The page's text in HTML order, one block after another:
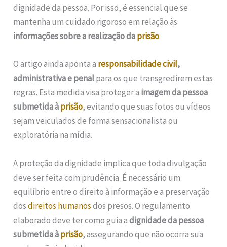
dignidade da pessoa. Por isso, é essencial que se
mantenha um cuidado rigoroso em relação às
informações sobre a realização daprisão.
O artigo ainda aponta a responsabilidade civil,
administrativa e penalpara os que transgredirem estas
regras. Esta medida visa proteger a imagem da pessoa
submetida àprisão, evitando que suas fotos ou vídeos
sejam veiculados de forma sensacionalista ou
exploratória na mídia.
A proteção da dignidade implica que toda divulgação
deve ser feita com prudência. É necessário um
equilíbrio entre o direito à informação e a preservação
dosdireitos humanosdos presos. O regulamento
elaborado deve ter como guia adignidade da pessoa
submetida àprisão, assegurando que não ocorra sua